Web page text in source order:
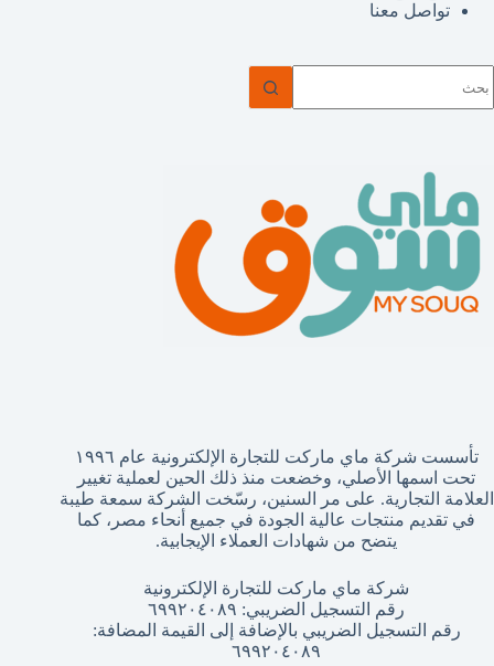
تواصل معنا
توجد
تأسست شركة ماي ماركت للتجارة الإلكترونية عام ١٩٩٦
تحت اسمها الأصلي، وخضعت منذ ذلك الحين لعملية تغيير
العلامة التجارية. على مر السنين، رسّخت الشركة سمعة طيبة
في تقديم منتجات عالية الجودة في جميع أنحاء مصر، كما
يتضح من شهادات العملاء الإيجابية.
شركة ماي ماركت للتجارة الإلكترونية
رقم التسجيل الضريبي: ٦٩٩٢٠٤٠٨٩
رقم التسجيل الضريبي بالإضافة إلى القيمة المضافة:
٦٩٩٢٠٤٠٨٩